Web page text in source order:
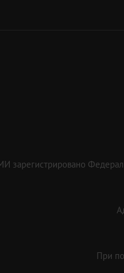
зарегистрировано
При